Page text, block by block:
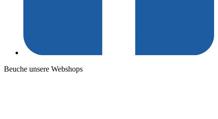
Beuche unsere Webshops